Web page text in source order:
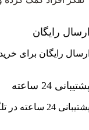
رایگان
رایگان برای
24 ساعته
24 ساعته در تلگرام